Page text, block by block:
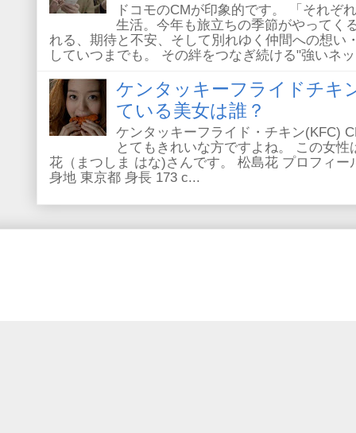
ドコモのCMが印象的です。 「それぞ
生活。今年も旅立ちの季節がやって
れる、期待と不安、そして別れゆく仲間への想
していつまでも。 その絆をつなぎ続ける"強いネ
ケンタッキーフライドチキ
ている美女は誰？
ケンタッキーフライド・チキン(KFC)
とてもきれいな方ですよね。 この女
花（まつしま はな)さんです。 松島花 プロフィー
身地 東京都 身長 173 c...